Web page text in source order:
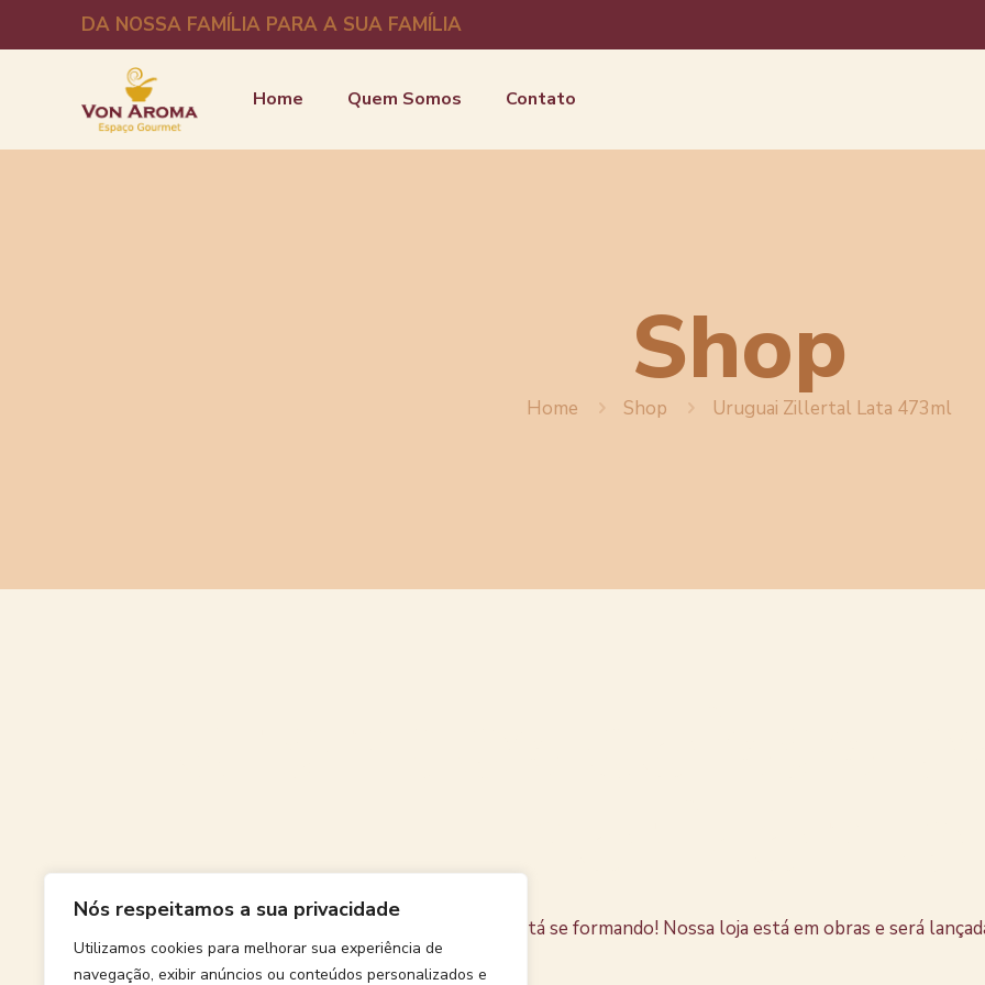
Nós respeitamos a sua privacidade
Utilizamos cookies para melhorar sua experiência de
navegação, exibir anúncios ou conteúdos personalizados e
DA NOSSA FAMÍLIA PARA A SUA FAMÍLIA
Home Quem Somos Contato
Shop
Home Shop Uruguai Zillertal Lata 473ml
Algo grande está se formando! Nossa loja está em obras e será